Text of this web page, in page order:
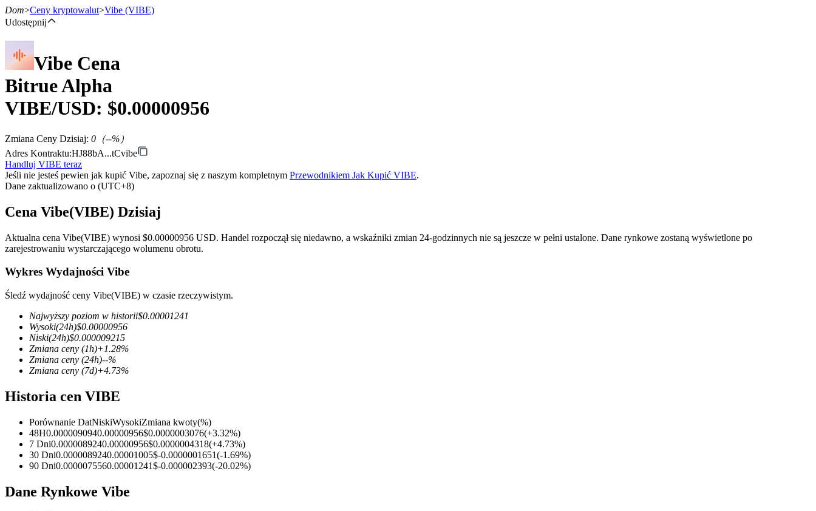
Kontrakty terminowe
Kontrakty terminowe na USDT
Kontrakty terminowe COIN-M
Kontrakty terminowe na kryptowaluty
TradFi
Dom>Ceny kryptowalut>Vibe (VIBE)
Udostępnij
Vibe Cena
Bitrue Alpha
VIBE/USD: $0.00000956
Zmiana Ceny Dzisiaj: 0 （--%）
Adres Kontraktu:HJ88bA...tCvibe
Handluj VIBE teraz
Jeśli nie jesteś pewien jak kupić Vibe, zapoznaj się z naszym kompletnym Przewodnikiem Jak Kupić VIBE.
Dane zaktualizowano o (UTC+8)
Cena Vibe(VIBE) Dzisiaj
Aktualna cena Vibe(VIBE) wynosi $0.00000956 USD. Handel rozpoczął się niedawno, a wskaźniki zmian 24-godzinnych nie są jeszcze w pełni ustalone. Dane rynkowe zostaną wyświetlone po
zarejestrowaniu wystarczającego wolumenu obrotu.
Wykres Wydajności Vibe
Śledź wydajność ceny Vibe(VIBE) w czasie rzeczywistym.
Najwyższy poziom w historii$0.00001241
Wysoki(24h)$0.00000956
Niski(24h)$0.000009215
Zmiana ceny (1h)+1.28%
Zmiana ceny (24h)--%
Zmiana ceny (7d)+4.73%
Historia cen VIBE
Porównanie DatNiskiWysokiZmiana kwoty(%)
48H0.0000090940.00000956$0.0000003076(+3.32%)
7 Dni0.0000089240.00000956$0.0000004318(+4.73%)
30 Dni0.0000089240.00001005$-0.0000001651(-1.69%)
90 Dni0.0000075560.00001241$-0.000002393(-20.02%)
Dane Rynkowe Vibe